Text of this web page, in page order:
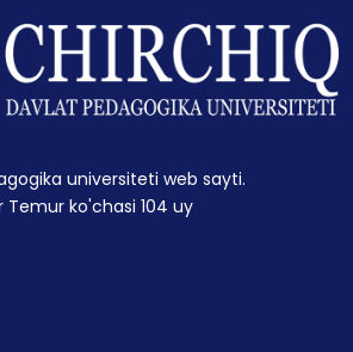
universiteti web sayti.
Temur ko'chasi 104 uy